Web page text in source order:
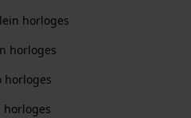
horloges
horloges
horloges
horloges